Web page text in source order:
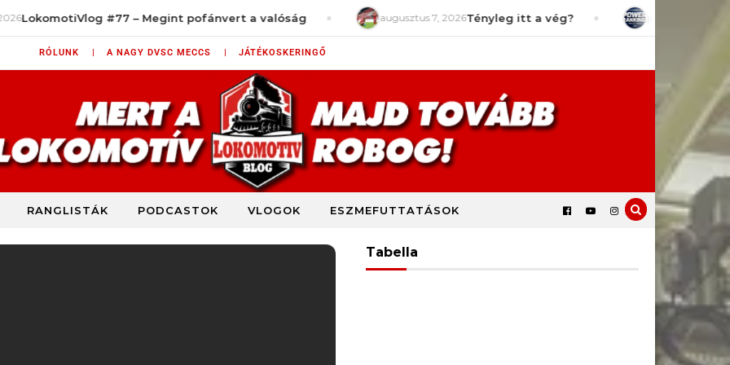
#77 – Megint pofánvert a valóság augusztus 7, 2026Tényleg itt a vég? július 29, 2026Power
RÓLUNK | A NAGY DVSC MECCS | JÁTÉKOSKERINGŐ
DVSC szurkolói blog
RANGLISTÁK PODCASTOK VLOGOK ESZMEFUTTATÁSOK
Tabella